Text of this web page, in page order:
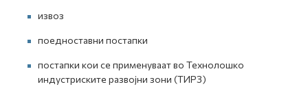
извоз
поедноставни постапки
постапки кои се применуваат во Технолошко
индустриските развојни зони (ТИРЗ)